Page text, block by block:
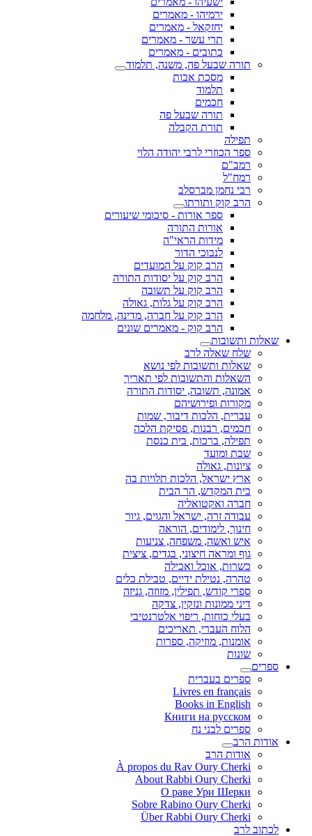
ירמיהו - מאמרים
יחזקאל - מאמרים
תרי עשר - מאמרים
כתובים - מאמרים
תורה שבעל פה, משנה, תלמוד
מסכת אבות
תלמוד
חכמים
תורה שבעל פה
תורת הקבלה
תפילה
ספר הכוזרי לרבי יהודה הלוי
רמב"ם
רמח"ל
רבי נחמן מברסלב
הרב קוק ותורתו
ספר אורות - סיכומי שיעורים
אורות התורה
מידות הראי"ה
לנבוכי הדור
הרב קוק על המועדים
הרב קוק על יסודות התורה
הרב קוק על תשובה
הרב קוק על גלות, גאולה
הרב קוק על חברה, מדינה, מלחמה
הרב קוק - מאמרים שונים
שאלות ותשובות
שלח שאלה לרב
שאלות ותשובות לפי נושא
השאלות והתשובות לפי תאריך
אמונה, תשובה, יסודות התורה
מקורות ופירושיהם
עברית, הלכות דיבור, שמות
חכמים, רבנות, פסיקת הלכה
תפילה, ברכות, בית כנסת
שבת ומועד
ציונות, גאולה
ארץ ישראל, הלכות תלויות בה
בית המקדש, הר הבית
חברה ואקטואליה
עבודה זרה, ישראל והגוים, גיור
חינוך, לימודים, הוראה
איש ואשה, משפחה, צניעות
גוף ומראה חיצוני, בגדים, ציצית
כשרות, אוכל ואכילה
טהרה, נטילת ידיים, טבילת כלים
ספרי קודש, תפילין, מזוזה, גניזה
דיני ממונות ונזקין, צדקה
בעלי כוחות, ריפוי אלטרנטיבי
הלוח העברי, תאריכים
אומנות, מוזיקה, ספרות
שונות
ספרים
ספרים בעברית
Livres en français
Books in English
Книги на русском
ספרים לבני נח
אודות הרב
אודות הרב
À propos du Rav Oury Cherki
About Rabbi Oury Cherki
О раве Ури Шерки
Sobre Rabino Oury Cherki
Über Rabbi Oury Cherki
לכתוב לרב